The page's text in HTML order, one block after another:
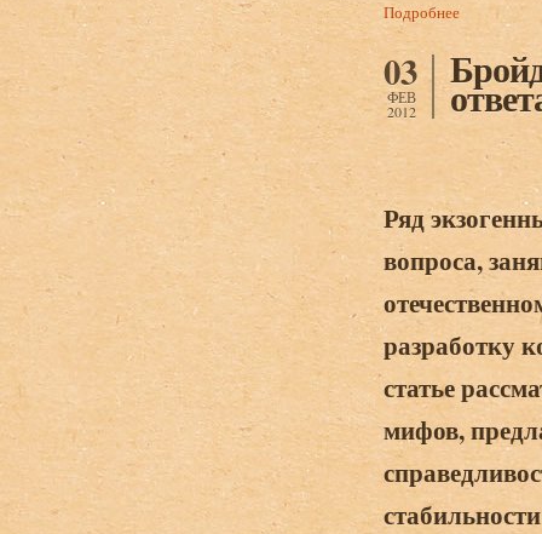
Подробнее о Бройдо
1992-1993
03
ФЕВ
2012
Ряд
вопроса,
разработку
статье
мифов,